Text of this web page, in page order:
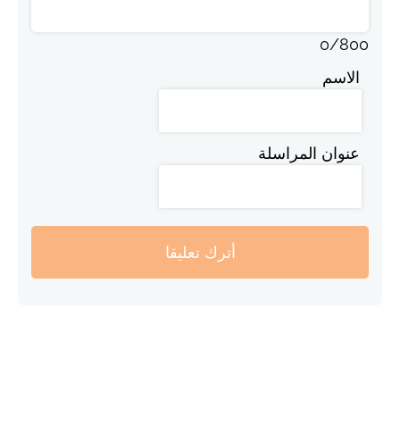
0/800
الاسم
عنوان المراسلة
أترك تعليقا